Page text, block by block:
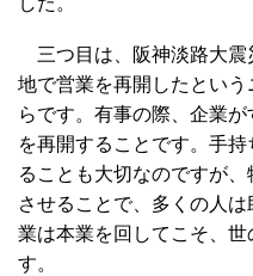
三つ目は、阪神淡路大震
地で営業を再開したとい
らです。有事の際、企業
を再開することです。手
ることも大切なのですが
させることで、多くの人
業は本業を回してこそ、
す。